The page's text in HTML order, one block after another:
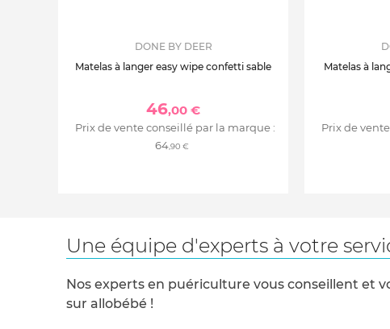
DONE BY DEER
Matelas à langer easy wipe confetti sable
46,00 €
Prix de vente conseillé par la marque :
64,90 €
Matelas à
Prix de
Une équipe d'experts à votre
Nos experts en puériculture vous conseillent et
sur allobébé !